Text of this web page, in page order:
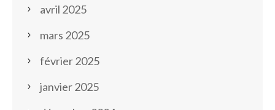
avril 2025
mars 2025
février 2025
janvier 2025